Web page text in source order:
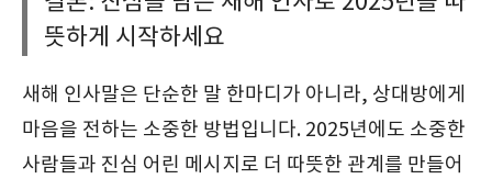
뜻하게 시작하세요
새해 인사말은 단순한 말 한마디가 아니라, 상대방에게
마음을 전하는 소중한 방법입니다. 2025년에도 소중한
사람들과 진심 어린 메시지로 더 따뜻한 관계를 만들어